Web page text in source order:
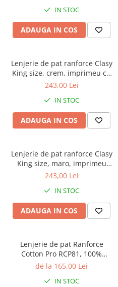
ESTINA V1
IN STOC
ADAUGA IN COS
Lenjerie de pat ranforce Clasy
King size, crem, imprimeu cu
pauni si flori, PAVONE
243,00 Lei
IN STOC
ADAUGA IN COS
Lenjerie de pat ranforce Clasy
King size, maro, imprimeu
animal print leopard, LEO
243,00 Lei
IN STOC
ADAUGA IN COS
Lenjerie de pat Ranforce
Cotton Pro RCP81, 100%
bumbac, roz pudra, imprimeu
de la 165,00 Lei
IN STOC